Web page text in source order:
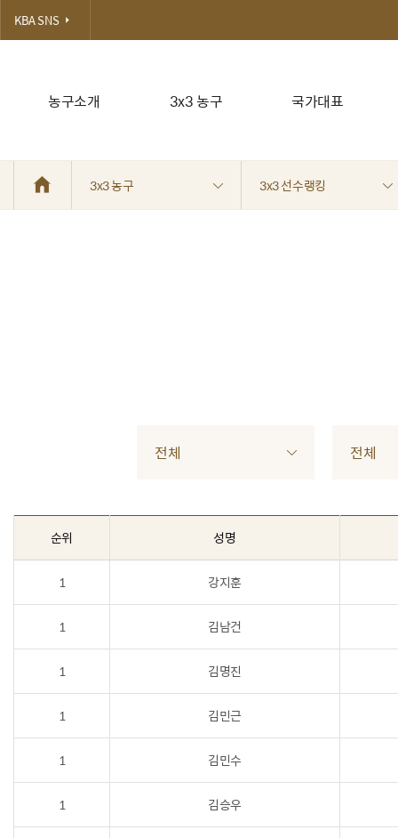
농구소개 3x3 농구 국가대표
KBA SNS
3x3 농구 3x3 선수랭킹
전체 전체
순위 성명
1 강지훈
1 김남건
1 김명진
1 김민근
1 김민수
1 김승우